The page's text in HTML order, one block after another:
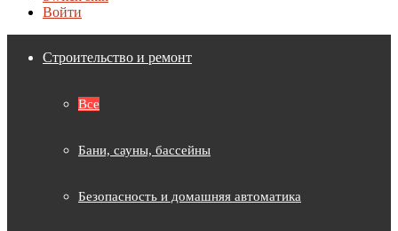
Войти
Строительство и ремонт
Все
Бани, сауны, бассейны
Безопасность и домашняя автоматика